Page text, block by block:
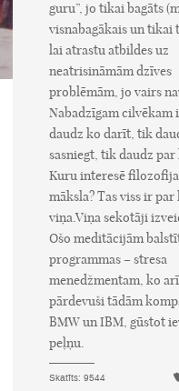
guru”, jo tikai bagāts
visnabagākais un tikai
lai atrastu atbildes uz
neatrisināmām dzīves
problēmām, jo vairs
Nabadzīgam cilvēkam
daudz ko darīt, tik
sasniegt, tik daudz
Kuru interesē
māksla? Tas viss ir
viņa.Viņa sekotāji
Ošo meditācijām
programmas – stresa
menedžmentam, ko
pārdevuši tādām
BMW un IBM, gūstot
peļņu.
Skatīts: 9544